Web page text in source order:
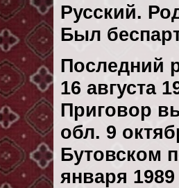
Русский.
Был
Последний
16 августа
Приговор
обл. 9
Бутовском
января 1989